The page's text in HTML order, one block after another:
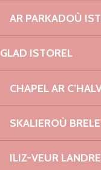
AR PARKADOÙ
GLAD ISTOREL
CHAPEL AR
SKALIEROÙ
ILIZ-VEUR